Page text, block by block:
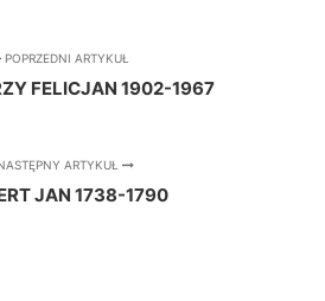
POPRZEDNI ARTYKUŁ
FELICJAN 1902-1967
ARTYKUŁ
JAN 1738-1790